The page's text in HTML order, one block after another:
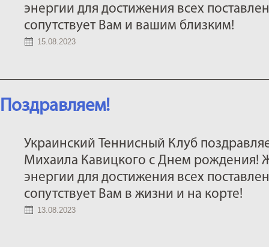
энергии для достижения всех
сопутствует Вам и вашим близким!
15.08.2023
Поздравляем!
Украинский Теннисный Клуб
Михаила Кавицкого с Днем рождения!
энергии для достижения всех
сопутствует Вам в жизни и на корте!
13.08.2023